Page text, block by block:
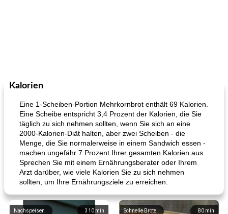
Kalorien
Eine 1-Scheiben-Portion Mehrkornbrot enthält 69 Kalorien.
Eine Scheibe entspricht 3,4 Prozent der Kalorien, die Sie
täglich zu sich nehmen sollten, wenn Sie sich an eine
2000-Kalorien-Diät halten, aber zwei Scheiben - die
Menge, die Sie normalerweise in einem Sandwich essen -
machen ungefähr 7 Prozent Ihrer gesamten Kalorien aus.
Sprechen Sie mit einem Ernährungsberater oder Ihrem
Arzt darüber, wie viele Kalorien Sie zu sich nehmen
sollten, um Ihre Ernährungsziele zu erreichen.
310 min
Nachspeisen 80 min
Schnelle Brote